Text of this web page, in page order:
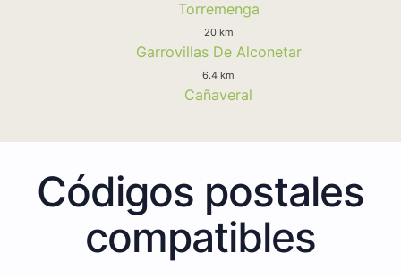
Torremenga
20 km
Garrovillas De Alconetar
6.4 km
Cañaveral
Códigos postales
compatibles